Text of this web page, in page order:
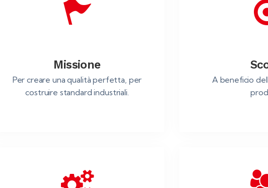
Missione
Per creare una qualità perfetta, per
costruire standard industriali.
A beneficio